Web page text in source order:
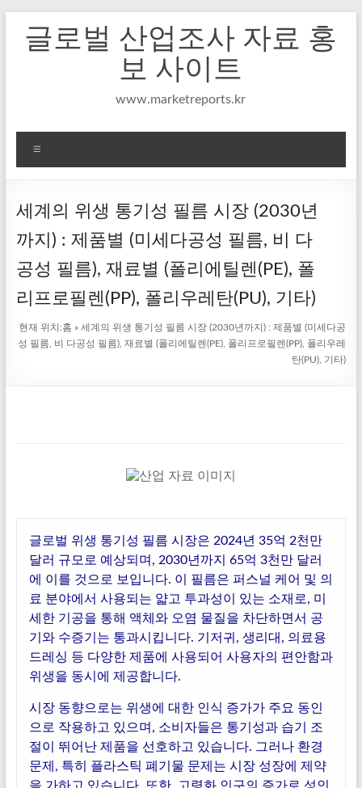
content
글로벌 산업조사 자료 홍
보 사이트
www.marketreports.kr
뉴
세계의 위생 통기성 필름 시장 (2030년
까지) : 제품별 (미세다공성 필름, 비 다
공성 필름), 재료별 (폴리에틸렌(PE), 폴
리프로필렌(PP), 폴리우레탄(PU), 기타)
현재 위치:홈 »세계의 위생 통기성 필름 시장 (2030년까지) : 제품별 (미세다공
성 필름, 비 다공성 필름), 재료별 (폴리에틸렌(PE), 폴리프로필렌(PP), 폴리우레
탄(PU), 기타)
글로벌 위생 통기성 필름 시장은 2024년 35억 2천만
달러 규모로 예상되며, 2030년까지 65억 3천만 달러
에 이를 것으로 보입니다. 이 필름은 퍼스널 케어 및 의
료 분야에서 사용되는 얇고 투과성이 있는 소재로, 미
세한 기공을 통해 액체와 오염 물질을 차단하면서 공
기와 수증기는 통과시킵니다. 기저귀, 생리대, 의료용
드레싱 등 다양한 제품에 사용되어 사용자의 편안함과
위생을 동시에 제공합니다.
시장 동향으로는 위생에 대한 인식 증가가 주요 동인
으로 작용하고 있으며, 소비자들은 통기성과 습기 조
절이 뛰어난 제품을 선호하고 있습니다. 그러나 환경
문제, 특히 플라스틱 폐기물 문제는 시장 성장에 제약